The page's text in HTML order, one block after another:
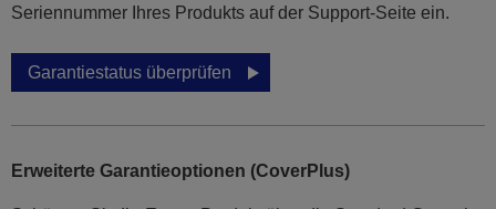
Seriennummer Ihres Produkts auf der Support-Seite ein.
Garantiestatus überprüfen
Erweiterte Garantieoptionen (CoverPlus)